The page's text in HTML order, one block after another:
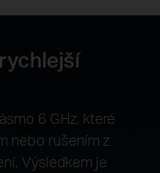
6 GHz, které
nebo rušením z
Výsledkem je